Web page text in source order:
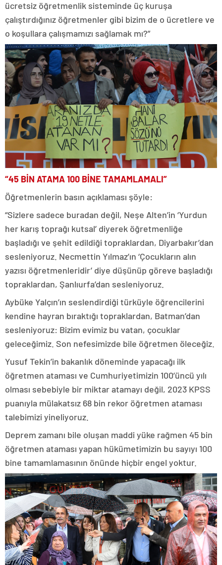
ücretsiz öğretmenlik sisteminde üç kuruşa
çalıştırdığınız öğretmenler gibi bizim de o ücretlere ve
o koşullara çalışmamızı sağlamak mı?”
“45 BİN ATAMA 100 BİNE TAMAMLAMALI”
Öğretmenlerin basın açıklaması şöyle:
“Sizlere sadece buradan değil, Neşe Alten’in ‘Yurdun
her karış toprağı kutsal’ diyerek öğretmenliğe
başladığı ve şehit edildiği topraklardan, Diyarbakır’dan
sesleniyoruz. Necmettin Yılmaz’ın ‘Çocukların alın
yazısı öğretmenleridir’ diye düşünüp göreve başladığı
topraklardan, Şanlıurfa’dan sesleniyoruz.
Aybüke Yalçın’ın seslendirdiği türküyle öğrencilerini
kendine hayran bıraktığı topraklardan, Batman’dan
sesleniyoruz: Bizim evimiz bu vatan, çocuklar
geleceğimiz. Son nefesimizde bile öğretmen öleceğiz.
Yusuf Tekin’in bakanlık döneminde yapacağı ilk
öğretmen ataması ve Cumhuriyetimizin 100’üncü yılı
olması sebebiyle bir miktar atamayı değil, 2023 KPSS
puanıyla mülakatsız 68 bin rekor öğretmen ataması
talebimizi yineliyoruz.
Deprem zamanı bile oluşan maddi yüke rağmen 45 bin
öğretmen ataması yapan hükümetimizin bu sayıyı 100
bine tamamlamasının önünde hiçbir engel yoktur.